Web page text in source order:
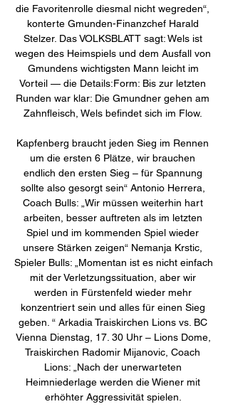
die Favoritenrolle diesmal nicht wegreden“,
konterte Gmunden-Finanzchef Harald
Stelzer. Das VOLKSBLATT sagt: Wels ist
wegen des Heimspiels und dem Ausfall von
Gmundens wichtigsten Mann leicht im
Vorteil — die Details:Form: Bis zur letzten
Runden war klar: Die Gmundner gehen am
Zahnfleisch, Wels befindet sich im Flow.
Kapfenberg braucht jeden Sieg im Rennen
um die ersten 6 Plätze, wir brauchen
endlich den ersten Sieg – für Spannung
sollte also gesorgt sein“ Antonio Herrera,
Coach Bulls: „Wir müssen weiterhin hart
arbeiten, besser auftreten als im letzten
Spiel und im kommenden Spiel wieder
unsere Stärken zeigen“ Nemanja Krstic,
Spieler Bulls: „Momentan ist es nicht einfach
mit der Verletzungssituation, aber wir
werden in Fürstenfeld wieder mehr
konzentriert sein und alles für einen Sieg
geben. “ Arkadia Traiskirchen Lions vs. BC
Vienna Dienstag, 17. 30 Uhr – Lions Dome,
Traiskirchen Radomir Mijanovic, Coach
Lions: „Nach der unerwarteten
Heimniederlage werden die Wiener mit
erhöhter Aggressivität spielen.